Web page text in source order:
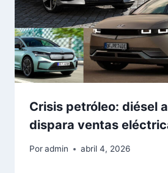
Crisis petróleo: diésel
dispara ventas
Poradmin abril 4, 2026